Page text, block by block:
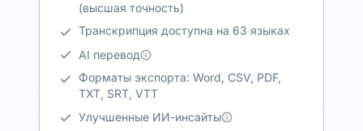
(высшая точность)
Транскрипция доступна на 63 языках
AI перевод
Форматы экспорта: Word, CSV, PDF,
TXT, SRT, VTT
Улучшенные ИИ-инсайты